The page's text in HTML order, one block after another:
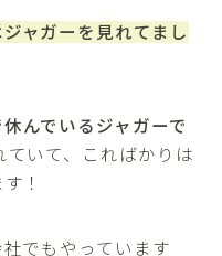
ャガーを見れてまし
んでいるジャガーで
ていて、こればかりは
！
でもやっています